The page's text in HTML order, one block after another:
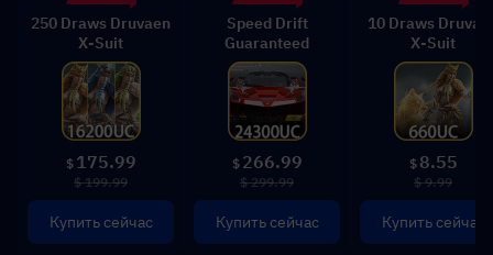
250 Draws Druvaen
X-Suit
$ 175.99
$ 199.99
Купить сейчас
Speed Drift
Guaranteed
$ 266.99
$ 299.99
Купить сейчас
10 Draws
X-Suit
$ 8.55
$ 9.99
Купить сейчас